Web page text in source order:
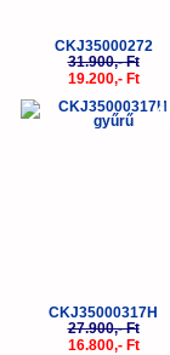
CKJ35000272
31.900,- Ft
19.200,- Ft
-
CKJ35000317H
27.900,- Ft
16.800,- Ft